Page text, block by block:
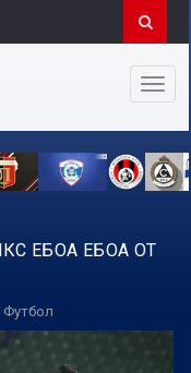
ЕБОА ЕБОА ОТ
Футбол